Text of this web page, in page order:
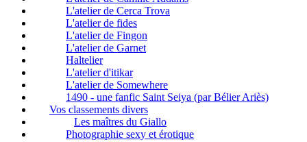
L'atelier de Cerca Trova
L'atelier de fides
L'atelier de Fingon
L'atelier de Garnet
Haltelier
L'atelier d'itikar
L'atelier de Somewhere
1490 - une fanfic Saint Seiya (par Bélier Ariès)
Vos classements divers
Les maîtres du Giallo
Photographie sexy et érotique